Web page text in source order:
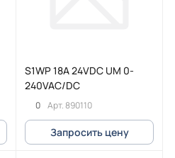
S1WP 18A 24VDC UM 0-
240VAC/DC
0 Арт.890110
Запросить цену